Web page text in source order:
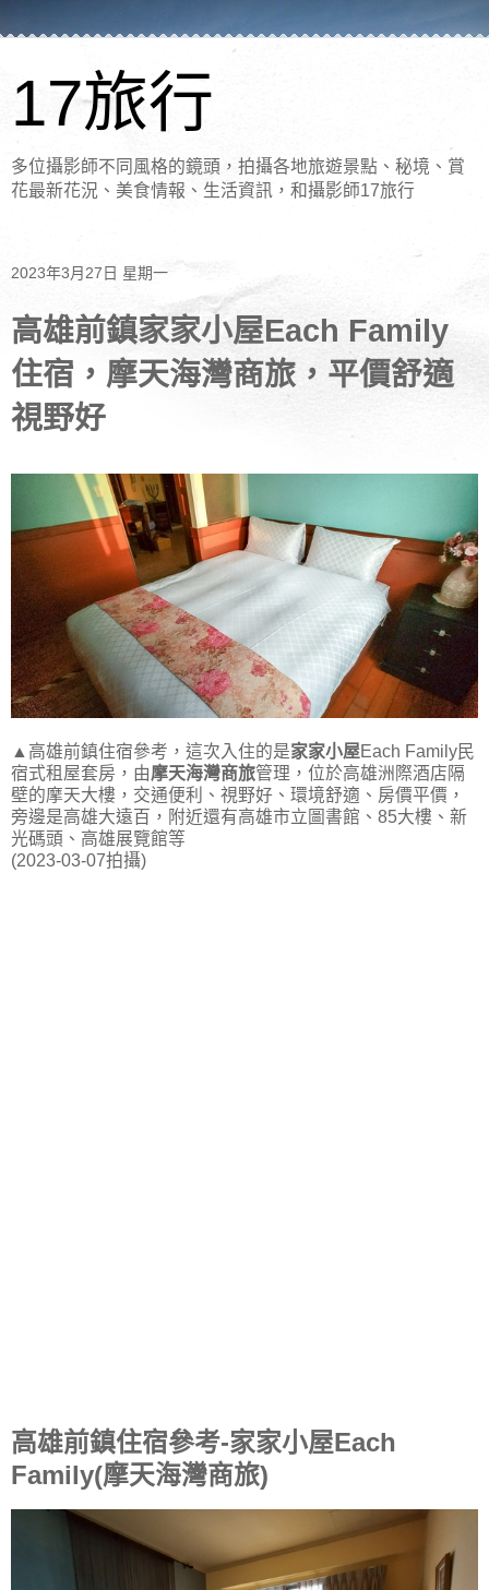
17旅行
多位攝影師不同風格的鏡頭，拍攝各地旅遊景點、秘境、賞
花最新花況、美食情報、生活資訊，和攝影師17旅行
2023年3月27日 星期一
高雄前鎮家家小屋Each Family
住宿，摩天海灣商旅，平價舒適
視野好
▲高雄前鎮住宿參考，這次入住的是家家小屋Each Family民
宿式租屋套房，由摩天海灣商旅管理，位於高雄洲際酒店隔
壁的摩天大樓，交通便利、視野好、環境舒適、房價平價，
旁邊是高雄大遠百，附近還有高雄市立圖書館、85大樓、新
光碼頭、高雄展覽館等
(2023-03-07拍攝)
高雄前鎮住宿參考-家家小屋Each
Family(摩天海灣商旅)